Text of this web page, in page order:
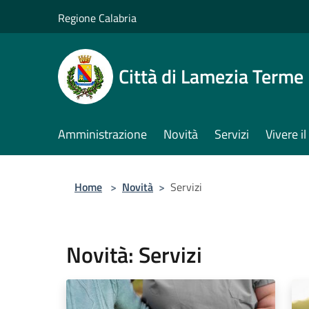
Regione Calabria
Città di Lamezia Terme
Amministrazione Novità Servizi Vivere
Home > Novità > Servizi
Novità: Servizi